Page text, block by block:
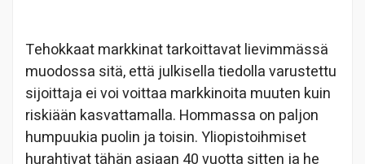
Tehokkaat markkinat tarkoittavat lievimmässä
muodossa sitä, että julkisella tiedolla varustettu
sijoittaja ei voi voittaa markkinoita muuten kuin
riskiään kasvattamalla. Hommassa on paljon
humpuukia puolin ja toisin. Yliopistoihmiset
hurahtivat tähän asiaan 40 vuotta sitten ja he